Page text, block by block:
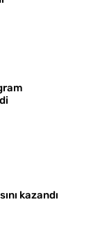
kazandı